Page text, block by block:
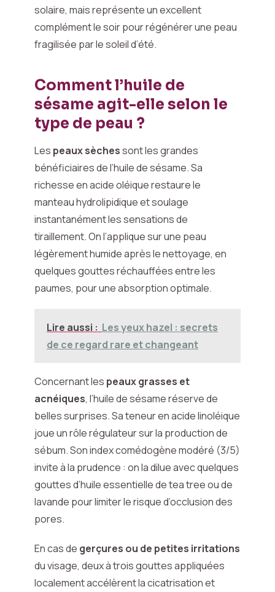
solaire, mais représente un excellent
complément le soir pour régénérer une peau
fragilisée par le soleil d’été.
Comment l’huile de
sésame agit-elle selon le
type de peau ?
Les peaux sèchessont les grandes
bénéficiaires de l’huile de sésame. Sa
richesse en acide oléique restaure le
manteau hydrolipidique et soulage
instantanément les sensations de
tiraillement. On l’applique sur une peau
légèrement humide après le nettoyage, en
quelques gouttes réchauffées entre les
paumes, pour une absorption optimale.
Lire aussi : Les yeux hazel : secrets
de ce regard rare et changeant
Concernant les peaux grasses et
acnéiques, l’huile de sésame réserve de
belles surprises. Sa teneur en acide linoléique
joue un rôle régulateur sur la production de
sébum. Son index comédogène modéré (3/5)
invite à la prudence : on la dilue avec quelques
gouttes d’huile essentielle de tea tree ou de
lavande pour limiter le risque d’occlusion des
pores.
En cas de gerçures ou de petites irritations
du visage, deux à trois gouttes appliquées
localement accélèrent la cicatrisation et